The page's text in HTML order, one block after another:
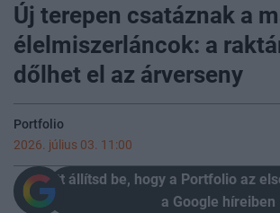
Új terepen csatáznak a
élelmiszerláncok: a
dőlhet el az árverseny
Portfolio
2026. július 03. 11:00
Itt állítsd be, hogy a Portfolio az
a Google híreiben